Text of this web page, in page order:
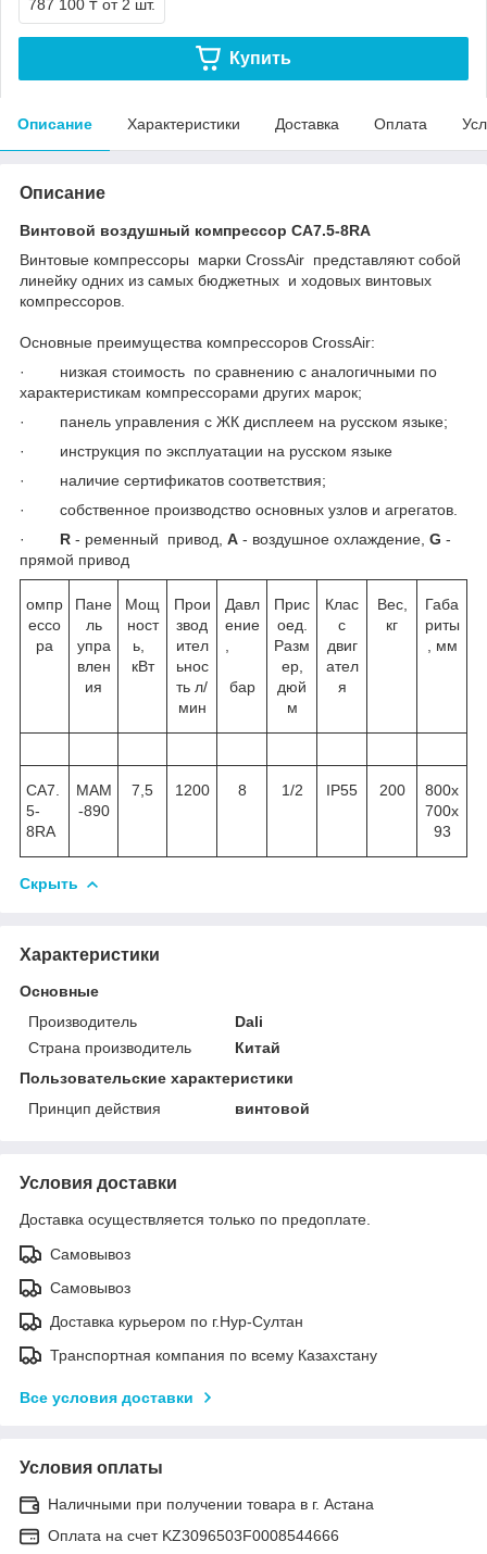
787 100 ₸ от 2 шт.
Купить
Описание Характеристики Доставка Оплата
Описание
Винтовой воздушный компрессор CA7.5-8RA
Винтовые компрессоры марки CrossAir представляют собой
линейку одних из самых бюджетных и ходовых винтовых
компрессоров.
Основные преимущества компрессоров CrossAir:
· низкая стоимость по сравнению с аналогичными по
характеристикам компрессорами других марок;
· панель управления с ЖК дисплеем на русском языке;
· инструкция по эксплуатации на русском языке
· наличие сертификатов соответствия;
· собственное производство основных узлов и агрегатов.
· R - ременный привод, A - воздушное охлаждение, G -
прямой привод
омпр
ессо
ра
Пане
ль
упра
влен
ия
Мощ
ност
ь,
кВт
Прои
звод
ител
ьнос
ть л/
мин
Давл
ение
бар
Прис
оед.
Разм
ер,
дюй
м
Клас
с
двиг
ател
я
Вес,
кг
Габа
риты
, мм
CA7.
5-
8RA
MAM
-890
7,5 1200 8 1/2 IP55 200
800х
700х
93
Скрыть
Характеристики
Основные
Производитель
Dali
Страна производитель
Китай
Пользовательские характеристики
Принцип действия
винтовой
Условия доставки
Доставка осуществляется только по предоплате.
Самовывоз
Самовывоз
Доставка курьером по г.Нур-Султан
Транспортная компания по всему Казахстану
Все условия доставки
Условия оплаты
Наличными при получении товара в г. Астана
Оплата на счет KZ3096503F0008544666